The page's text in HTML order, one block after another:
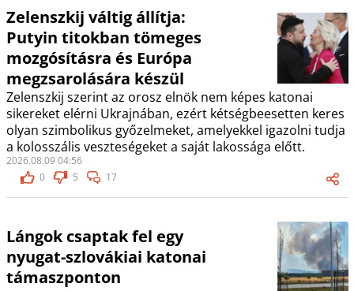
Zelenszkij váltig állítja:
Putyin titokban tömeges
mozgósításra és Európa
megzsarolására készül
Zelenszkij szerint az orosz elnök nem képes katonai
sikereket elérni Ukrajnában, ezért kétségbeesetten keres
olyan szimbolikus győzelmeket, amelyekkel igazolni tudja
a kolosszális veszteségeket a saját lakossága előtt.
2026.08.09 04:56
0
5 17
Lángok csaptak fel egy
nyugat-szlovákiai katonai
támaszponton